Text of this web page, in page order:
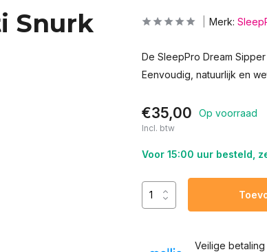
Snurk
Merk:
De SleepPro Dream
Eenvoudig, natuurlijk en
€35,00 Op voorraad
Incl. btw
Voor 15:00 uur besteld,
Veilige